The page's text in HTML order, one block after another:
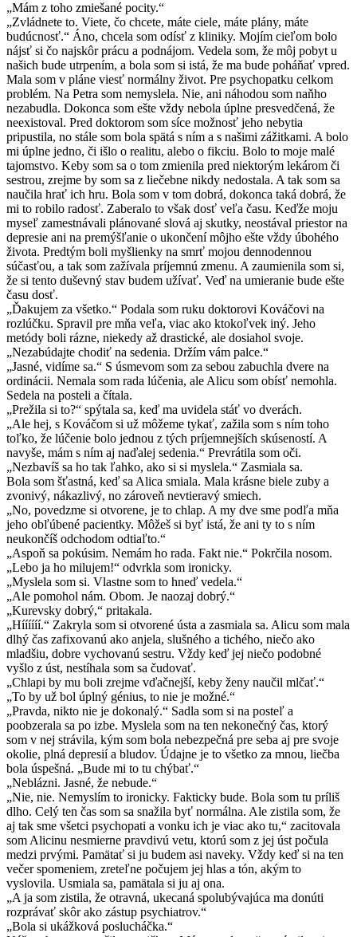
„Mám z toho zmiešané pocity.“
„Zvládnete to. Viete, čo chcete, máte ciele, máte plány, máte
budúcnosť.“ Áno, chcela som odísť z kliniky. Mojím cieľom bolo
nájsť si čo najskôr prácu a podnájom. Vedela som, že môj pobyt u
našich bude utrpením, a bola som si istá, že ma bude poháňať vpred.
Mala som v pláne viesť normálny život. Pre psychopatku celkom
problém. Na Petra som nemyslela. Nie, ani náhodou som naňho
nezabudla. Dokonca som ešte vždy nebola úplne presvedčená, že
neexistoval. Pred doktorom som síce možnosť jeho nebytia
pripustila, no stále som bola spätá s ním a s našimi zážitkami. A bolo
mi úplne jedno, či išlo o realitu, alebo o fikciu. Bolo to moje malé
tajomstvo. Keby som sa o tom zmienila pred niektorým lekárom či
sestrou, zrejme by som sa z liečebne nikdy nedostala. A tak som sa
naučila hrať ich hru. Bola som v tom dobrá, dokonca taká dobrá, že
mi to robilo radosť. Zaberalo to však dosť veľa času. Keďže moju
myseľ zamestnávali plánované slová aj skutky, neostával priestor na
depresie ani na premýšľanie o ukončení môjho ešte vždy úbohého
života. Predtým boli myšlienky na smrť mojou dennodennou
súčasťou, a tak som zažívala príjemnú zmenu. A zaumienila som si,
že si tento duševný stav budem užívať. Veď na umieranie bude ešte
času dosť.
„Ďakujem za všetko.“ Podala som ruku doktorovi Kováčovi na
rozlúčku. Spravil pre mňa veľa, viac ako ktokoľvek iný. Jeho
metódy boli rázne, niekedy až drastické, ale dosiahol svoje.
„Nezabúdajte chodiť na sedenia. Držím vám palce.“
„Jasné, vidíme sa.“ S úsmevom som za sebou zabuchla dvere na
ordinácii. Nemala som rada lúčenia, ale Alicu som obísť nemohla.
Sedela na posteli a čítala.
„Prežila si to?“ spýtala sa, keď ma uvidela stáť vo dverách.
„Ale hej, s Kováčom si už môžeme tykať, zažila som s ním toho
toľko, že lúčenie bolo jednou z tých príjemnejších skúseností. A
navyše, mám s ním aj naďalej sedenia.“ Prevrátila som oči.
„Nezbavíš sa ho tak ľahko, ako si si myslela.“ Zasmiala sa.
Bola som šťastná, keď sa Alica smiala. Mala krásne biele zuby a
zvonivý, nákazlivý, no zároveň nevtieravý smiech.
„No, povedzme si otvorene, je to chlap. A my dve sme podľa mňa
jeho obľúbené pacientky. Môžeš si byť istá, že ani ty to s ním
neukončíš odchodom odtiaľto.“
„Aspoň sa pokúsim. Nemám ho rada. Fakt nie.“ Pokrčila nosom.
„Lebo ja ho milujem!“ odvrkla som ironicky.
„Myslela som si. Vlastne som to hneď vedela.“
„Ale pomohol nám. Obom. Je naozaj dobrý.“
„Kurevsky dobrý,“ pritakala.
„Híííííí.“ Zakryla som si otvorené ústa a zasmiala sa. Alicu som mala
dlhý čas zafixovanú ako anjela, slušného a tichého, niečo ako
mladšiu, dobre vychovanú sestru. Vždy keď jej niečo podobné
vyšlo z úst, nestíhala som sa čudovať.
„Chlapi by mu boli zrejme vďačnejší, keby ženy naučil mlčať.“
„To by už bol úplný génius, to nie je možné.“
„Pravda, nikto nie je dokonalý.“ Sadla som si na posteľ a
poobzerala sa po izbe. Myslela som na ten nekonečný čas, ktorý
som v nej strávila, kým som bola nebezpečná pre seba aj pre svoje
okolie, plná depresií a bludov. Údajne je to všetko za mnou, liečba
bola úspešná. „Bude mi to tu chýbať.“
„Neblázni. Jasné, že nebude.“
„Nie, nie. Nemyslím to ironicky. Fakticky bude. Bola som tu príliš
dlho. Celý ten čas som sa snažila byť normálna. Ale zistila som, že
aj tak sme všetci psychopati a vonku ich je viac ako tu,“ zacitovala
som Alicinu nesmierne pravdivú vetu, ktorú som z jej úst počula
medzi prvými. Pamätať si ju budem asi naveky. Vždy keď si na ten
večer spomeniem, zreteľne počujem jej hlas a tón, akým to
vyslovila. Usmiala sa, pamätala si ju aj ona.
„A ja som zistila, že otravná, ukecaná spolubývajúca ma donúti
rozprávať skôr ako zástup psychiatrov.“
„Bola si ukážková poslucháčka.“